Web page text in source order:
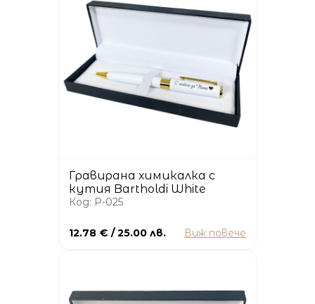
Гравирана химикалка с
кутия Bartholdi White
Код: P-025
12.78 € / 25.00 лв. Виж повече